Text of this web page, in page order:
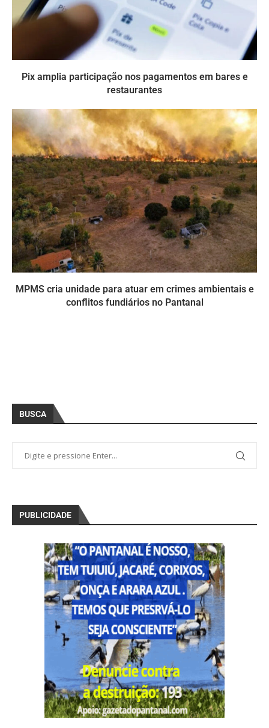
Pix amplia participação nos pagamentos em bares e
restaurantes
MPMS cria unidade para atuar em crimes ambientais e
conflitos fundiários no Pantanal
BUSCA
PUBLICIDADE